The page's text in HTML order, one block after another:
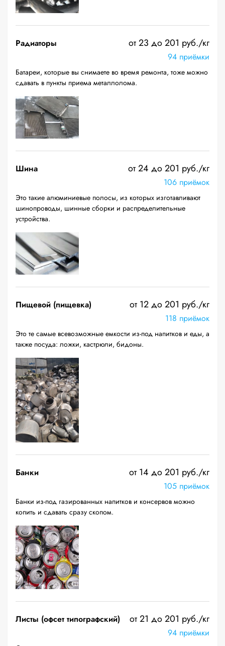
Радиаторы от 23 до 201 руб./кг
94 приёмки
Батареи, которые вы снимаете во время ремонта, тоже можно
сдавать в пункты приема металлолома.
Шина от 24 до 201 руб./кг
106 приёмок
Это такие алюминиевые полосы, из которых изготавливают
шинопроводы, шинные сборки и распределительные
устройства.
Пищевой (пищевка) от 12 до 201 руб./кг
118 приёмок
Это те самые всевозможные емкости из-под напитков и еды, а
также посуда: ложки, кастрюли, бидоны.
Банки от 14 до 201 руб./кг
105 приёмок
Банки из-под газированных напитков и консервов можно
копить и сдавать сразу скопом.
Листы (офсет типографский) от 21 до 201 руб./кг
94 приёмки